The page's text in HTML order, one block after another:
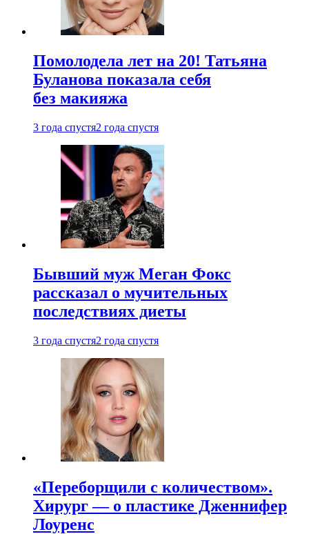
Помолодела лет на 20! Татьяна
Буланова показала себя
без макияжа
3 года спустя2 года спустя
Бывший муж Меган Фокс
рассказал о мучительных
последствиях диеты
3 года спустя2 года спустя
«Переборщили с количеством».
Хирург — о пластике Дженнифер
Лоуренс